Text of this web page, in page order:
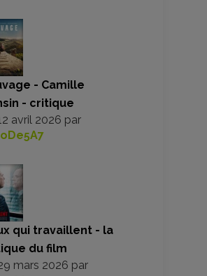
- Camille
- critique
avril 2026 par
qui travaillent - la
du film
mars 2026 par